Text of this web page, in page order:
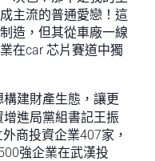
主流的普通愛戀！這
造，但其從車廠一線
在car 芯片賽道中獨
構建財產生態，讓更
進局黨組書記王振
商投資企業407家，
強企業在武漢投